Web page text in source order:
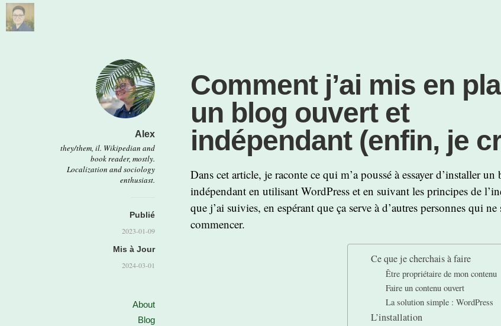
Alex
they/them, il. Wikipedian and
book reader, mostly.
Localization and sociology
enthusiast.
Publié
2023-01-09
Mis à Jour
2024-03-01
About
Blog
Comment j’ai mis en
un blog ouvert et
indépendant (enfin, je
Dans cet article, je raconte ce qui m’a poussé à essayer d’installer
indépendant en utilisant WordPress et en suivant les principes de
que j’ai suivies, en espérant que ça serve à d’autres personnes qui
commencer.
Ce que je cherchais à faire
Être propriétaire de mon contenu
Faire un contenu ouvert
La solution simple : WordPress
L’installation